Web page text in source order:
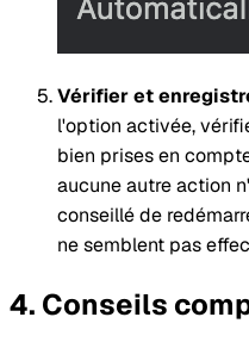
Vérifier et
l'option activée,
bien prises en
aucune autre action
conseillé de
ne semblent pas
Conseils